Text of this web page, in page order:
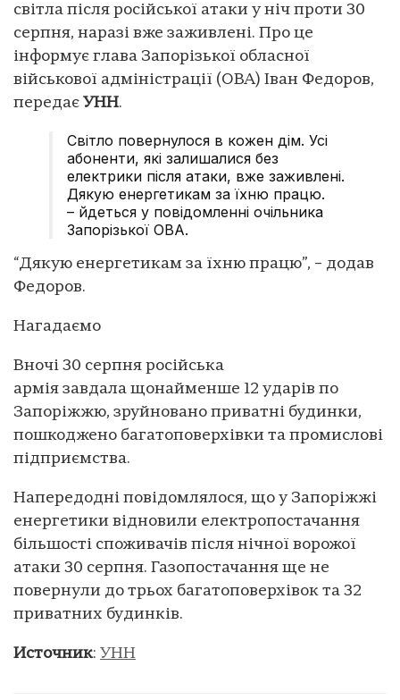
світла після російської атаки у ніч проти 30
серпня, наразі вже заживлені. Про це
інформує глава Запорізької обласної
військової адміністрації (ОВА) Іван Федоров,
передає УНН.
Світло повернулося в кожен дім. Усі
абоненти, які залишалися без
електрики після атаки, вже заживлені.
Дякую енергетикам за їхню працю.
– йдеться у повідомленні очільника
Запорізької ОВА.
“Дякую енергетикам за їхню працю”, – додав
Федоров.
Нагадаємо
Вночі 30 серпня російська
армія завдала щонайменше 12 ударів по
Запоріжжю, зруйновано приватні будинки,
пошкоджено багатоповерхівки та промислові
підприємства.
Напередодні повідомлялося, що у Запоріжжі
енергетики відновили електропостачання
більшості споживачів після нічної ворожої
атаки 30 серпня. Газопостачання ще не
повернули до трьох багатоповерхівок та 32
приватних будинків.
Источник: УНН